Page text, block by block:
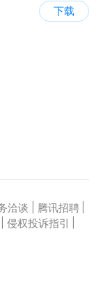
下载
洽谈 腾讯招聘
侵权投诉指引